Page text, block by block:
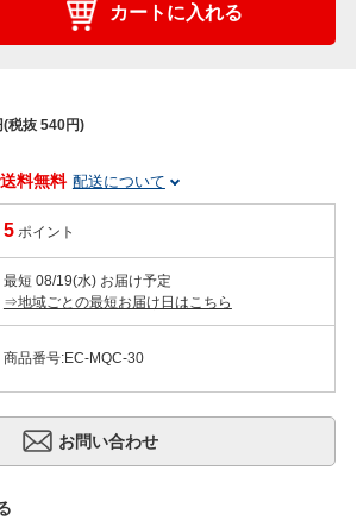
カートに入れる
税抜 540円)
料無料 配送について
5 ポイント
最短 08/19(水) お届け予定
⇒地域ごとの最短お届け日はこちら
商品番号:EC-MQC-30